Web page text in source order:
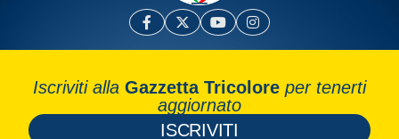
Iscriviti alla Gazzetta Tricolore per tenerti
aggiornato
ISCRIVITI